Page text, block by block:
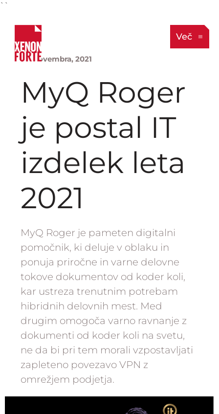
``
Več
25. novembra, 2021
MyQ Roger
je postal IT
izdelek leta
2021
MyQ Roger je pameten digitalni
pomočnik, ki deluje v oblaku in
ponuja priročne in varne delovne
tokove dokumentov od koder koli,
kar ustreza trenutnim potrebam
hibridnih delovnih mest. Med
drugim omogoča varno ravnanje z
dokumenti od koder koli na svetu,
ne da bi pri tem morali vzpostavljati
zapleteno povezavo VPN z
omrežjem podjetja.